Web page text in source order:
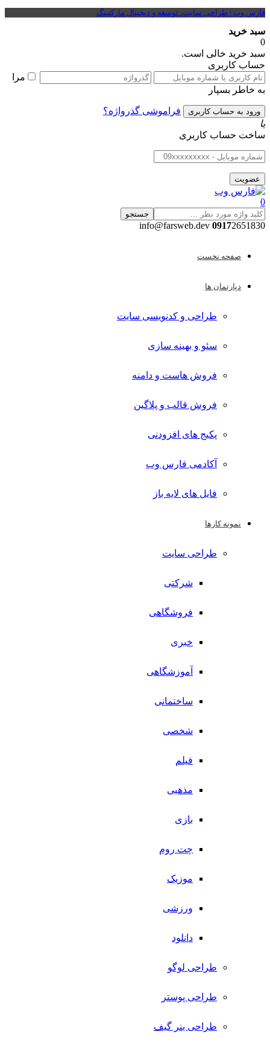
فارس وب | طراحی سایت، توسعه و دیجیتال مارکتینگ
سبد خرید
0
سبد خرید خالی است.
حساب کاربری
مرا
به خاطر بسپار
فراموشی گذرواژه؟
یا
ساخت حساب کاربری
0
جستجو
09172651830 info@farsweb.dev
صفحه نخست
دپارتمان ها
طراحی و کدنویسی سایت
سئو و بهینه سازی
فروش هاست و دامنه
فروش قالب و پلاگین
پکیج های افزودنی
آکادمی فارس وب
فایل های لایه باز
نمونه کارها
طراحی سایت
شرکتی
فروشگاهی
خبری
آموزشگاهی
ساختمانی
شخصی
فیلم
مذهبی
بازی
چت روم
موزیک
ورزشی
دانلود
طراحی لوگو
طراحی پوستر
طراحی بنر گیف